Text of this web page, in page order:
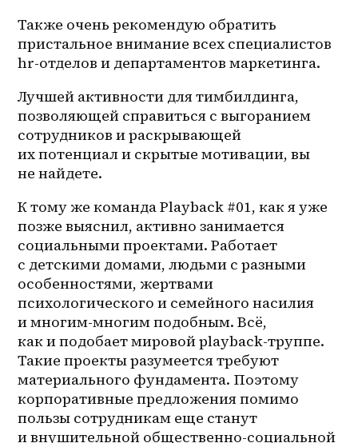
Также очень рекомендую обратить
пристальное внимание всех специалистов
hr-отделов и департаментов маркетинга.
Лучшей активности для тимбилдинга,
позволяющей справиться с выгоранием
сотрудников и раскрывающей
их потенциал и скрытые мотивации, вы
не найдете.
К тому же команда Playback #01, как я уже
позже выяснил, активно занимается
социальными проектами. Работает
с детскими домами, людьми с разными
особенностями, жертвами
психологического и семейного насилия
и многим-многим подобным. Всё,
как и подобает мировой playback-труппе.
Такие проекты разумеется требуют
материального фундамента. Поэтому
корпоративные предложения помимо
пользы сотрудникам еще станут
и внушительной общественно-социальной